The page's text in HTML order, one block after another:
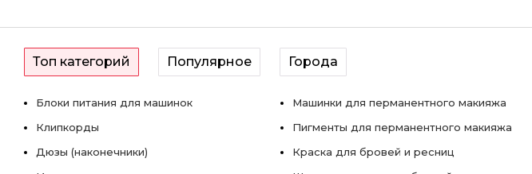
Топ категорий Популярное Города
Блоки питания для машинок
Клипкорды
Дюзы (наконечники)
Машинки для перманентного макияжа
Пигменты для перманентного макияжа
Краска для бровей и ресниц